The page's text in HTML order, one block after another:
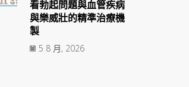
看勃起問題與血管疾病
與樂威壯的精準治療機
製
5 8 月, 2026